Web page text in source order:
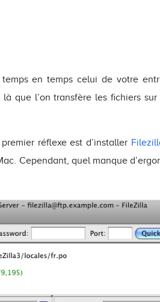
en temps celui de votre
que l’on transfère les fichiers
réflexe est d’installer
Cependant, quel manque